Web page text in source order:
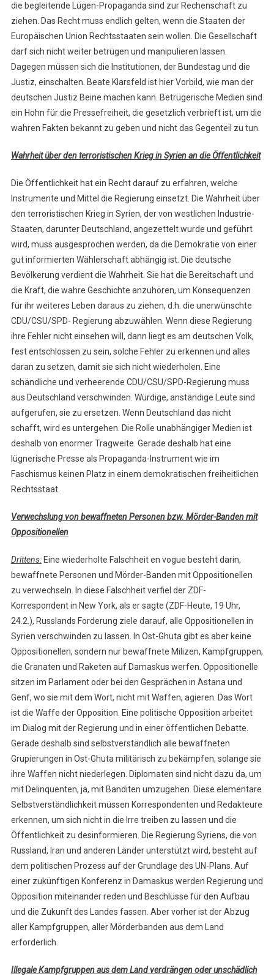
die begleitende Lügen-Propaganda sind zur Rechenschaft zu
ziehen. Das Recht muss endlich gelten, wenn die Staaten der
Europäischen Union Rechtsstaaten sein wollen. Die Gesellschaft
darf sich nicht weiter betrügen und manipulieren lassen.
Dagegen müssen sich die Institutionen, der Bundestag und die
Justiz, einschalten. Beate Klarsfeld ist hier Vorbild, wie man der
deutschen Justiz Beine machen kann. Betrügerische Medien sind
ein Hohn für die Pressefreiheit, die gesetzlich verbrieft ist, um die
wahren Fakten bekannt zu geben und nicht das Gegenteil zu tun.
Wahrheit über den terroristischen Krieg in Syrien an die Öffentlichkeit
Die Öffentlichkeit hat ein Recht darauf zu erfahren, welche
Instrumente und Mittel die Regierung einsetzt. Die Wahrheit über
den terroristischen Krieg in Syrien, der von westlichen Industrie-
Staaten, darunter Deutschland, angezettelt wurde und geführt
wird, muss ausgesprochen werden, da die Demokratie von einer
gut informierten Wählerschaft abhängig ist. Die deutsche
Bevölkerung verdient die Wahrheit. Sie hat die Bereitschaft und
die Kraft, die wahre Geschichte anzuhören, um Konsequenzen
für ihr weiteres Leben daraus zu ziehen, d.h. die unerwünschte
CDU/CSU/SPD- Regierung abzuwählen. Wenn diese Regierung
ihre Fehler nicht einsehen will, dann liegt es am deutschen Volk,
fest entschlossen zu sein, solche Fehler zu erkennen und alles
daran zu setzen, damit sie sich nicht wiederholen. Eine
schändliche und verheerende CDU/CSU/SPD-Regierung muss
aus Deutschland verschwinden. Würdige, anständige Leute sind
aufgerufen, sie zu ersetzen. Wenn Deutschland das nicht
schafft, wird es untergehen. Die Rolle unabhängiger Medien ist
deshalb von enormer Tragweite. Gerade deshalb hat eine
lügnerische Presse als Propaganda-Instrument wie im
Faschismus keinen Platz in einem demokratischen freiheitlichen
Rechtsstaat.
Verwechslung von bewaffneten Personen bzw. Mörder-Banden mit
Oppositionellen
Drittens:Eine wiederholte Falschheit en vogue besteht darin,
bewaffnete Personen und Mörder-Banden mit Oppositionellen
zu verwechseln. In diese Falschheit verfiel der ZDF-
Korrespondent in New York, als er sagte (ZDF-Heute, 19 Uhr,
24.2.), Russlands Forderung ziele darauf, alle Oppositionellen in
Syrien verschwinden zu lassen. In Ost-Ghuta gibt es aber keine
Oppositionellen, sondern nur bewaffnete Milizen, Kampfgruppen,
die Granaten und Raketen auf Damaskus werfen. Oppositionelle
sitzen im Parlament oder bei den Gesprächen in Astana und
Genf, wo sie mit dem Wort, nicht mit Waffen, agieren. Das Wort
ist die Waffe der Opposition. Eine politische Opposition arbeitet
im Dialog mit der Regierung und in einer öffentlichen Debatte.
Gerade deshalb sind selbstverständlich alle bewaffneten
Grupierungen in Ost-Ghuta militärisch zu bekämpfen, solange sie
ihre Waffen nicht niederlegen. Diplomaten sind nicht dazu da, um
mit Delinquenten, ja, mit Banditen umzugehen. Diese elementare
Selbstverständlichkeit müssen Korrespondenten und Redakteure
erkennen, um sich nicht in die Irre treiben zu lassen und die
Öffentlichkeit zu desinformieren. Die Regierung Syriens, die von
Russland, Iran und anderen Länder unterstützt wird, besteht auf
dem politischen Prozess auf der Grundlage des UN-Plans. Auf
einer zukünftigen Konferenz in Damaskus werden Regierung und
Opposition miteinander reden und Beschlüsse für den Aufbau
und die Zukunft des Landes fassen. Aber vorher ist der Abzug
aller Kampfgruppen, aller Mörderbanden aus dem Land
erforderlich.
Illegale Kampfgruppen aus dem Land verdrängen oder unschädlich